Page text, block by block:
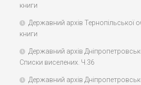
книги
Державний архів Тернопільської
книги
Державний архів
Списки виселених. Ч.36
Державний архів